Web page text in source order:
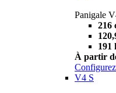
Panigale
216
191
À partir
V4 S